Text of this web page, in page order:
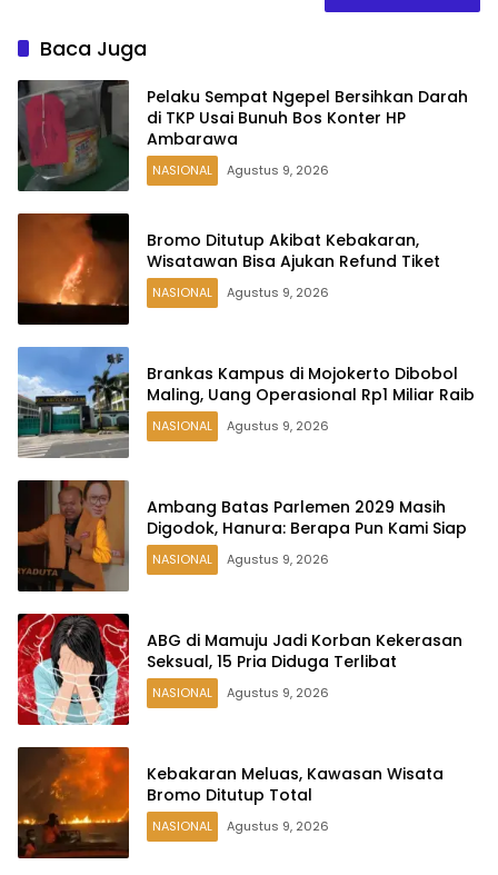
Baca Juga
Pelaku Sempat Ngepel Bersihkan Darah
di TKP Usai Bunuh Bos Konter HP
Ambarawa
NASIONAL Agustus 9, 2026
Bromo Ditutup Akibat Kebakaran,
Wisatawan Bisa Ajukan Refund Tiket
NASIONAL Agustus 9, 2026
Brankas Kampus di Mojokerto Dibobol
Maling, Uang Operasional Rp1 Miliar Raib
NASIONAL Agustus 9, 2026
Ambang Batas Parlemen 2029 Masih
Digodok, Hanura: Berapa Pun Kami Siap
NASIONAL Agustus 9, 2026
ABG di Mamuju Jadi Korban Kekerasan
Seksual, 15 Pria Diduga Terlibat
NASIONAL Agustus 9, 2026
Kebakaran Meluas, Kawasan Wisata
Bromo Ditutup Total
NASIONAL Agustus 9, 2026